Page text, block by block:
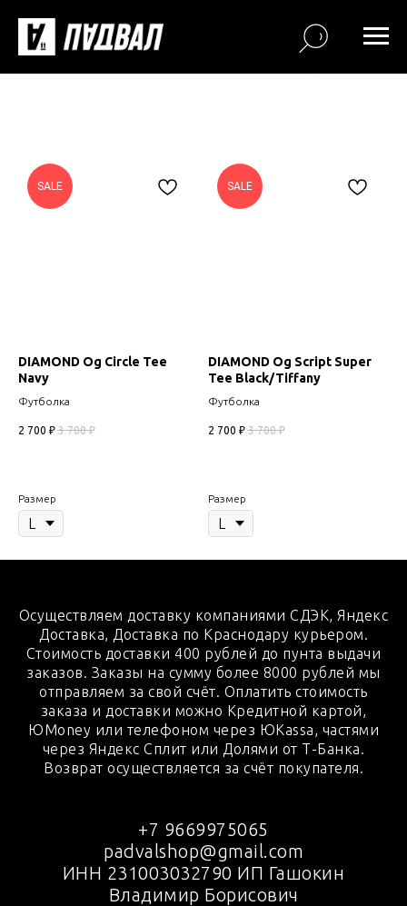
SALE
DIAMOND Og Circle Tee
Navy
Футболка
2 700 ₽ 3 700 ₽
Размер
SALE
DIAMOND Og Script Super
Tee Black/Tiffany
Футболка
2 700 ₽ 3 700 ₽
Размер
Осуществляем доставку компаниями СДЭК, Яндекс
Доставка, Доставка по Краснодару курьером.
Стоимость доставки 400 рублей до пунта выдачи
заказов. Заказы на сумму более 8000 рублей мы
отправляем за свой счёт. Оплатить стоимость
заказа и доставки можно Кредитной картой,
ЮMoney или телефоном через ЮKassa, частями
через Яндекс Сплит или Долями от Т-Банка.
Возврат осуществляется за счёт покупателя.
+7 9669975065
padvalshop@gmail.com
ИНН 231003032790 ИП Гашокин
Владимир Борисович